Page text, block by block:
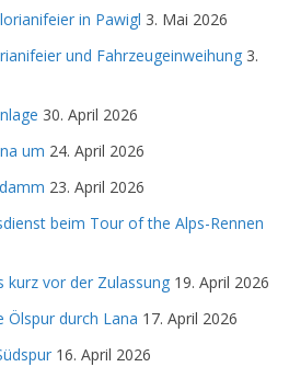
in Pawigl 3. Mai 2026
und Fahrzeugeinweihung 3.
30. April 2026
um 24. April 2026
23. April 2026
beim Tour of the Alps-Rennen
kurz vor der Zulassung 19. April 2026
Ölspur durch Lana 17. April 2026
16. April 2026